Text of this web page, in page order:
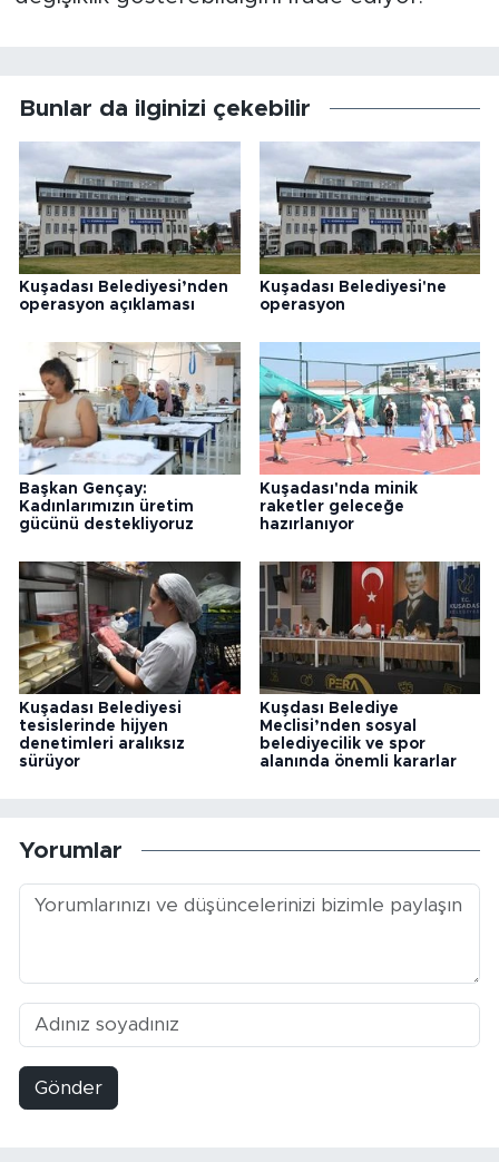
Bunlar da ilginizi çekebilir
Kuşadası Belediyesi’nden
operasyon açıklaması
Kuşadası Belediyesi'ne
operasyon
Başkan Gençay:
Kadınlarımızın üretim
gücünü destekliyoruz
Kuşadası'nda minik
raketler geleceğe
hazırlanıyor
Kuşadası Belediyesi
tesislerinde hijyen
denetimleri aralıksız
sürüyor
Kuşdası Belediye
Meclisi’nden sosyal
belediyecilik ve spor
alanında önemli kararlar
Yorumlar
Gönder